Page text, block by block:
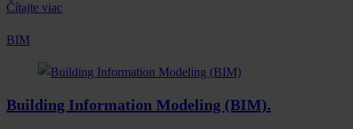
Čítajte viac
BIM
Building Information Modeling (BIM).